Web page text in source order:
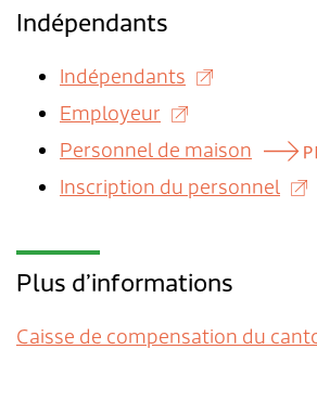
Indépendants
Indépendants
Employeur
Personnel de maison
Inscription du personnel
Plus d’informations
Caisse de compensation du
Transports & mobilité
Sécurité
A propos de Lengnau
Economie
Postes vacants
Stage / apprentissage
Réseaux de communes